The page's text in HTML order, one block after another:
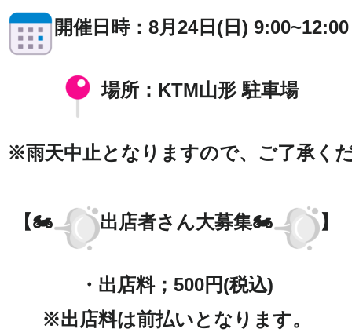
開催日時：8月24日(日) 9:00~12:00
場所：KTM山形 駐車場
※雨天中止となりますので、ご了承く
【🏍 出店者さん大募集🏍 】
・出店料；500円(税込)
※出店料は前払いとなります。